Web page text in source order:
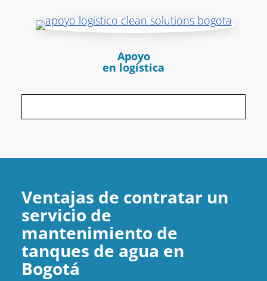
Apoyo
en logística
Ventajas de contratar un
servicio de
mantenimiento de
tanques de agua en
Bogotá